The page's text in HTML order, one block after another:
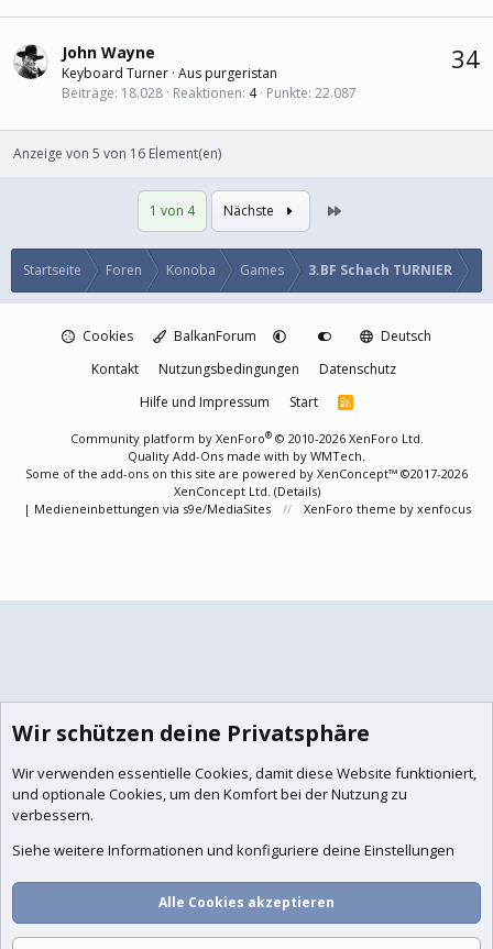
34
John Wayne
Keyboard Turner · Aus purgeristan
Beiträge 18.028 Reaktionen 4 Punkte 22.087
Anzeige von 5 von 16 Element(en)
1 von 4 Nächste
Startseite Foren Konoba Games 3.BF Schach TURNIER
Cookies BalkanForum
Deutsch
Kontakt
Nutzungsbedingungen
Datenschutz
Hilfe und Impressum
Start
R
Community platform by XenForo® © 2010-2026 XenForo Ltd.
Quality Add-Ons made with by WMTech.
Some of the add-ons on this site are powered by XenConcept™ ©2017-2026
XenConcept Ltd. (Details)
| Medieneinbettungen via s9e/MediaSites XenForo theme by xenfocus
Wir schützen deine Privatsphäre
Wir verwenden essentielle Cookies, damit diese Website funktioniert,
und optionale Cookies, um den Komfort bei der Nutzung zu
verbessern.
Siehe weitere Informationen und konfiguriere deine Einstellungen
Alle Cookies akzeptieren